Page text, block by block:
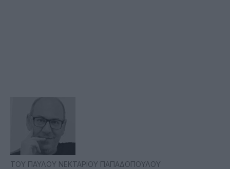
ΤΟΥ ΠΑΥΛΟΥ ΝΕΚΤΑΡΙΟΥ ΠΑΠΑΔΟΠΟΥΛΟΥ